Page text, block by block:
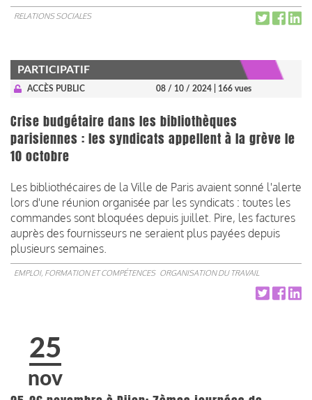
RELATIONS SOCIALES
PARTICIPATIF
ACCÈS PUBLIC 08 / 10 / 2024 | 166 vues
Crise budgétaire dans les bibliothèques
parisiennes : les syndicats appellent à la grève le
10 octobre
Les bibliothécaires de la Ville de Paris avaient sonné l'alerte
lors d'une réunion organisée par les syndicats : toutes les
commandes sont bloquées depuis juillet. Pire, les factures
auprès des fournisseurs ne seraient plus payées depuis
plusieurs semaines.
EMPLOI, FORMATION ET COMPÉTENCES ORGANISATION DU TRAVAIL
25
nov